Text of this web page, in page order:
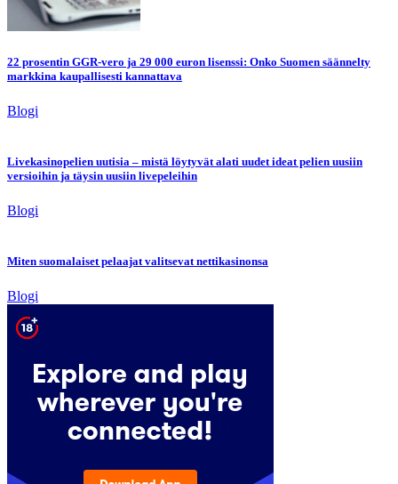
22 prosentin GGR-vero ja 29 000 euron lisenssi: Onko Suomen säännelty
markkina kaupallisesti kannattava
Blogi
Livekasinopelien uutisia – mistä löytyvät alati uudet ideat pelien uusiin
versioihin ja täysin uusiin livepeleihin
Blogi
Miten suomalaiset pelaajat valitsevat nettikasinonsa
Blogi